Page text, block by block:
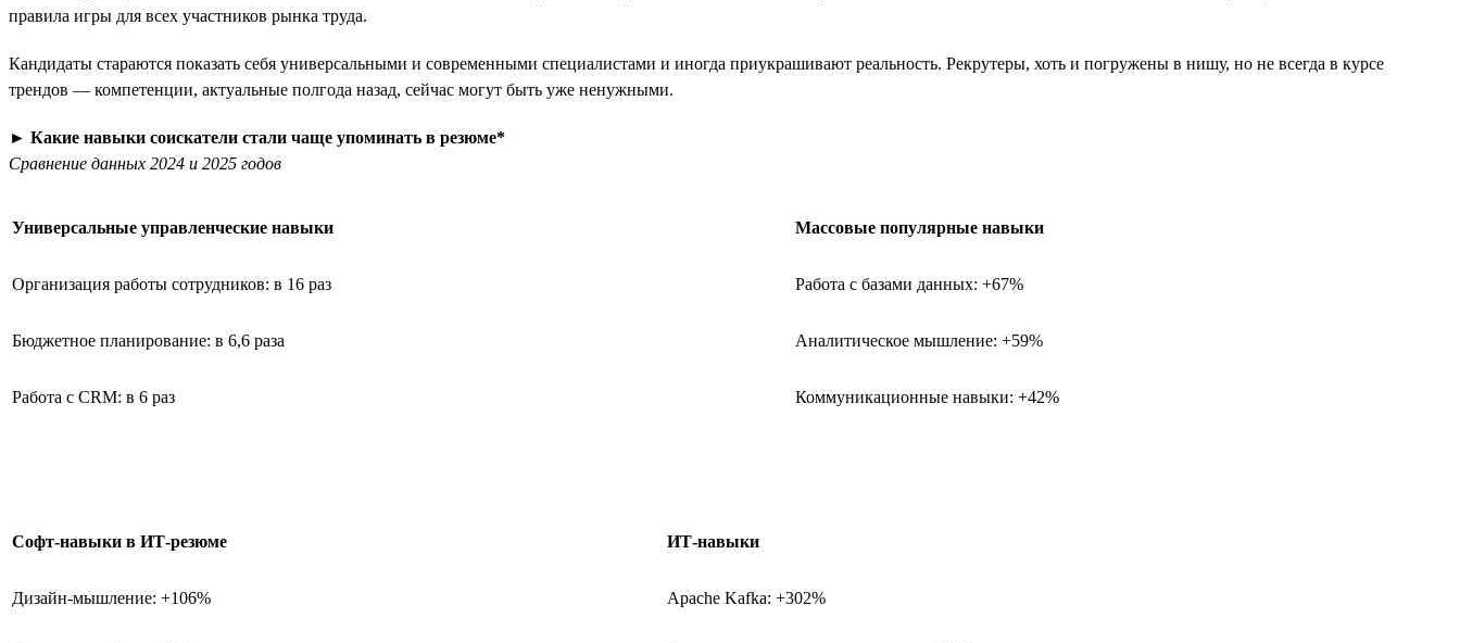
правила игры для всех участников рынка труда.
Кандидаты стараются показать себя универсальными и современными специалистами и иногда приукрашивают реальность. Рекрутеры, хоть и погружены в нишу, но не всегда в курсе
трендов — компетенции, актуальные полгода назад, сейчас могут быть уже ненужными.
► Какие навыки соискатели стали чаще упоминать в резюме*
Сравнение данных 2024 и 2025 годов
Универсальные управленческие навыки Массовые популярные навыки
Организация работы сотрудников: в 16 раз Работа с базами данных: +67%
Бюджетное планирование: в 6,6 раза Аналитическое мышление: +59%
Работа с CRM: в 6 раз Коммуникационные навыки: +42%
Софт-навыки в ИТ-резюме ИТ-навыки
Дизайн-мышление: +106% Apache Kafka: +302%